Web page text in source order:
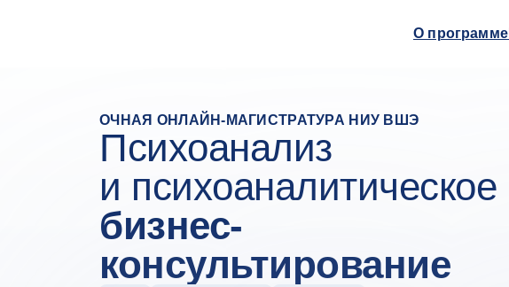
О программе
ОЧНАЯ ОНЛАЙН-МАГИСТРАТУРА НИУ ВШЭ
Психоанализ
и психоаналитическое
бизнес-
консультирование